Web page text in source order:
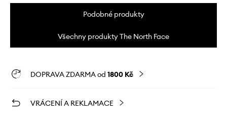
Podobné produkty
Všechny produkty The North Face
DOPRAVA ZDARMA od 1800 Kč
VRÁCENÍ A REKLAMACE